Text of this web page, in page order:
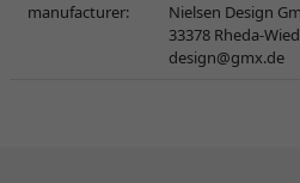
manufacturer:
Nielsen Design
33378 Rheda-
design@gmx.de